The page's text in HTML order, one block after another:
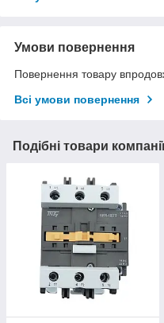
Умови повернення
Повернення товару
Всі умови повернення
Подібні товари